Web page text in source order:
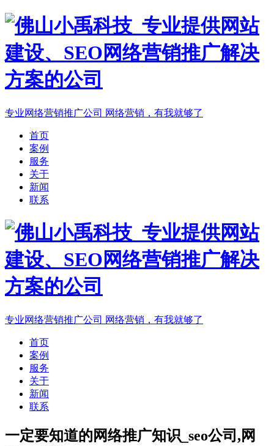
专业网络营销推广公司 网络营销，有我就够了
首页
案例
服务
关于
新闻
联系
专业网络营销推广公司 网络营销，有我就够了
首页
案例
服务
关于
新闻
联系
一定要知道的网络推广知识_seo公司,网